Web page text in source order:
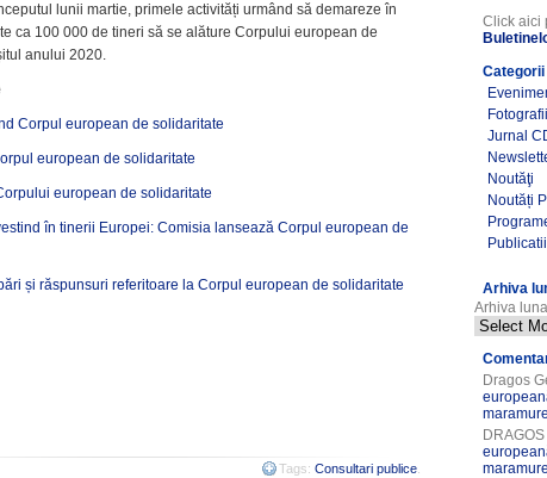
lunii martie, primele activități urmând să demareze în
ca 100 000 de tineri să se alăture Corpului european de
anului 2020.
Corpul european de solidaritate
european de solidaritate
european de solidaritate
în tinerii Europei: Comisia lansează Corpul european de
și răspunsuri referitoare la Corpul european de solidaritate
Tags:Consultari publice
Click aici
Categorii
Fotografii
Jurnal
Noutăţi
Noutăți
Publicatii
Arhiva
Arhiva
Dragos